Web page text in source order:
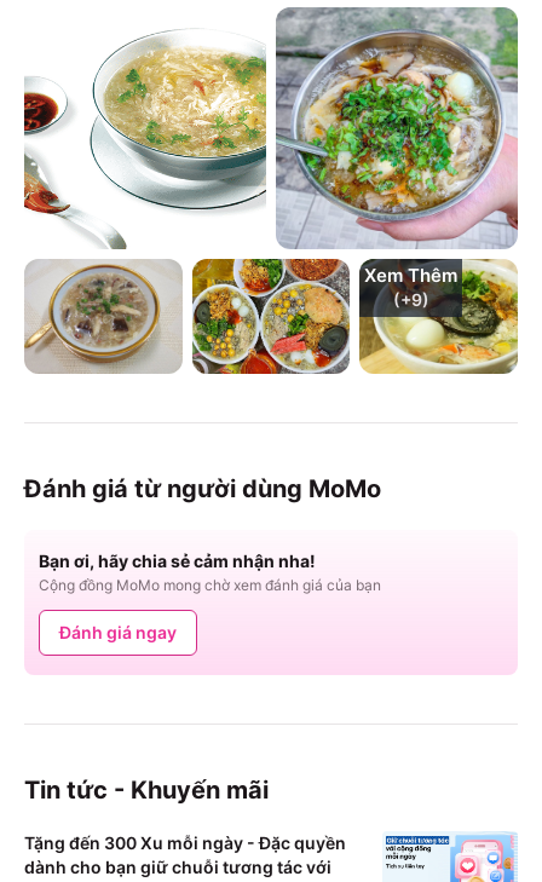
Xem Thêm
(+9)
Đánh giá từ người dùng MoMo
Bạn ơi, hãy chia sẻ cảm nhận nha!
Cộng đồng MoMo mong chờ xem đánh giá của bạn
Đánh giá ngay
Tin tức - Khuyến mãi
Tặng đến 300 Xu mỗi ngày - Đặc quyền
dành cho bạn giữ chuỗi tương tác với